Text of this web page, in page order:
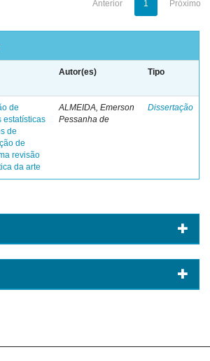
Anterior 1 Próximo
Autor(es) Tipo
de
estatísticas
de
de
revisão
da arte
ALMEIDA, Emerson
Pessanha de
Dissertação